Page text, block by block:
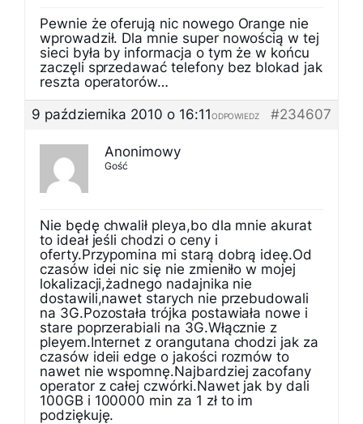
Pewnie że oferują nic nowego Orange nie
wprowadził. Dla mnie super nowością w tej
sieci była by informacja o tym że w końcu
zaczęli sprzedawać telefony bez blokad jak
reszta operatorów…
9 października 2010 o 16:11
#234607
ODPOWIEDZ
Anonimowy
Gość
Nie będę chwalił pleya,bo dla mnie akurat
to ideał jeśli chodzi o ceny i
oferty.Przypomina mi starą dobrą ideę.Od
czasów idei nic się nie zmieniło w mojej
lokalizacji,żadnego nadajnika nie
dostawili,nawet starych nie przebudowali
na 3G.Pozostała trójka postawiała nowe i
stare poprzerabiali na 3G.Włącznie z
pleyem.Internet z orangutana chodzi jak za
czasów ideii edge o jakości rozmów to
nawet nie wspomnę.Najbardziej zacofany
operator z całej czwórki.Nawet jak by dali
100GB i 100000 min za 1 zł to im
podziękuję.